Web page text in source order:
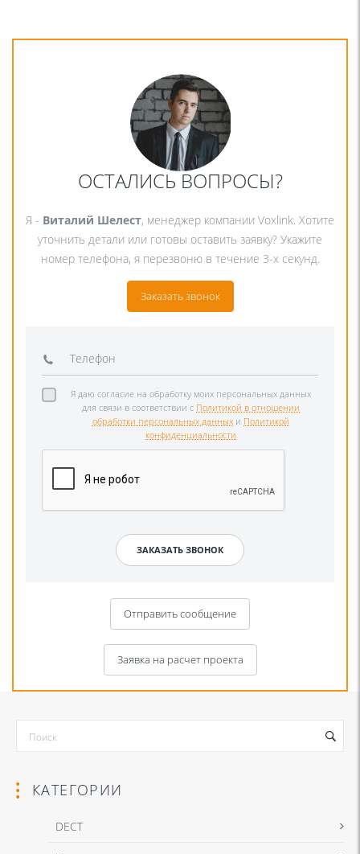
ОСТАЛИСЬ ВОПРОСЫ?
Я - Виталий Шелест, менеджер компании Voxlink. Хотите
уточнить детали или готовы оставить заявку? Укажите
номер телефона, я перезвоню в течение 3-х секунд.
Заказать звонок
Я даю согласие на обработку моих персональных данных
для связи в соответствии с Политикой в отношении
обработки персональных данных и Политикой
конфиденциальности
Отправить сообщение
Заявка на расчет проекта
КАТЕГОРИИ
DECT